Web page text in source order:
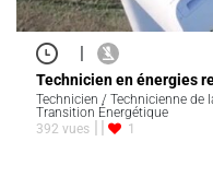
|
Technicien en énergies
Technicien / Technicienne de
Transition Énergétique
392 vues
1